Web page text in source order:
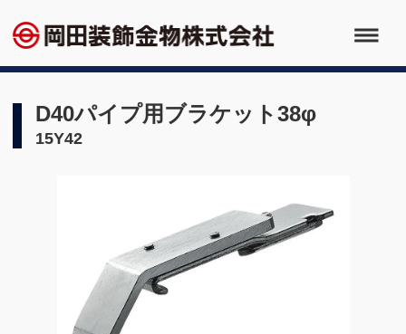
D40パイプ用ブラケット38φ
15Y42